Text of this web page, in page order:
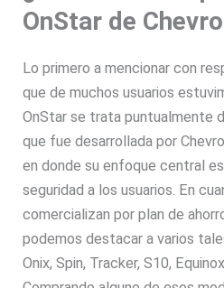
OnStar de
Lo primero a mencionar con
que de muchos usuarios
OnStar se trata puntualmente
que fue desarrollada por
en donde su enfoque central
seguridad a los usuarios. En
comercializan por plan de
podemos destacar a varios
Onix, Spin, Tracker, S10,